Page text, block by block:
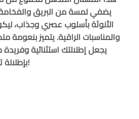
يضفي لمسة من البريق
الأنوثة بأسلوب عصري وجذاب،
والمناسبات الراقية. يتميز بنعومة
يجعل إطلالتك استثنائية
بإطلالة تخطف الأنظار وتبرز جمالك!